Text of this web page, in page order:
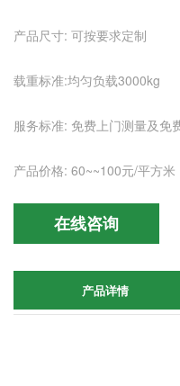
产品尺寸: 可按要求定制
载重标准:均匀负载3000kg
服务标准: 免费上门测量及免
产品价格: 60~~100元/平方
在线咨询
产品详情